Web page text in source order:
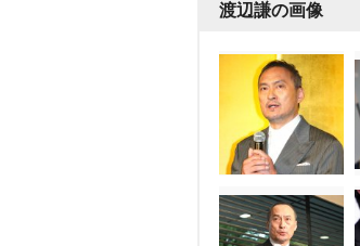
渡辺謙の画像